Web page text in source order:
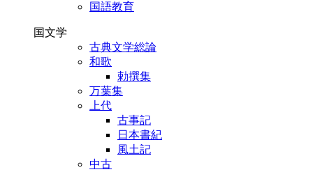
国語教育
国文学
古典文学総論
和歌
勅撰集
万葉集
上代
古事記
日本書紀
風土記
中古